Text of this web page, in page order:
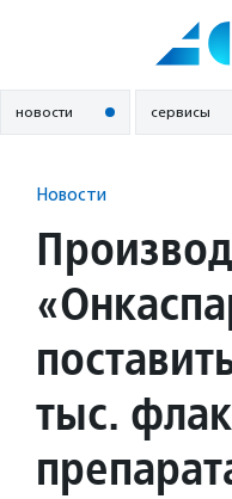
новости сервисы
Новости
тыс.